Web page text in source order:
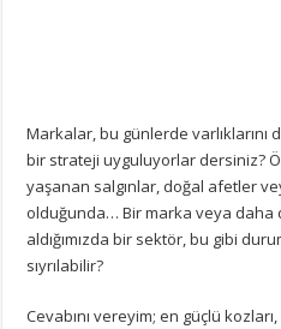
Markalar, bu günlerde varlıklarını
bir strateji uyguluyorlar dersiniz?
yaşanan salgınlar, doğal afetler
olduğunda… Bir marka veya daha
aldığımızda bir sektör, bu gibi
sıyrılabilir?
Cevabını vereyim; en güçlü